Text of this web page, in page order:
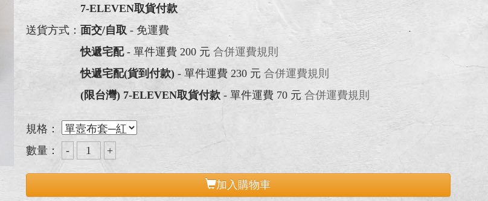
7-ELEVEN取貨付款
送貨方式： 面交/自取 - 免運費
快遞宅配- 單件運費 200 元 合併運費規則
快遞宅配(貨到付款)- 單件運費 230 元 合併運費規則
(限台灣) 7-ELEVEN取貨付款- 單件運費 70 元 合併運費規則
規格：
數量：
加入購物車